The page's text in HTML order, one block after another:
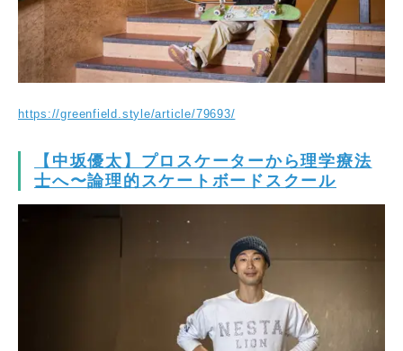
https://greenfield.style/article/79693/
【中坂優太】プロスケーターから理学療法
士へ〜論理的スケートボードスクール